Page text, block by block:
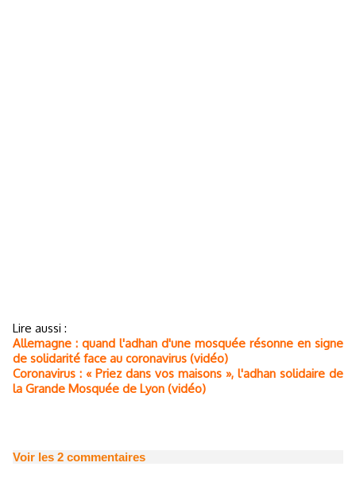
Lire aussi :
Allemagne : quand l'adhan d'une mosquée résonne en signe
de solidarité face au coronavirus (vidéo)
Coronavirus : « Priez dans vos maisons », l'adhan solidaire de
la Grande Mosquée de Lyon (vidéo)
Voir les 2 commentaires